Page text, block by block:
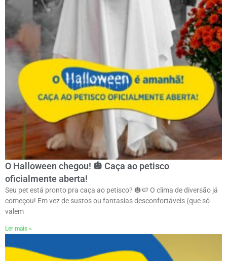
O Halloween chegou! 🎃 Caça ao petisco
oficialmente aberta!
Seu pet está pronto pra caça ao petisco? 🎃🍉 O clima de diversão já
começou! Em vez de sustos ou fantasias desconfortáveis (que só
valem
Ler mais »